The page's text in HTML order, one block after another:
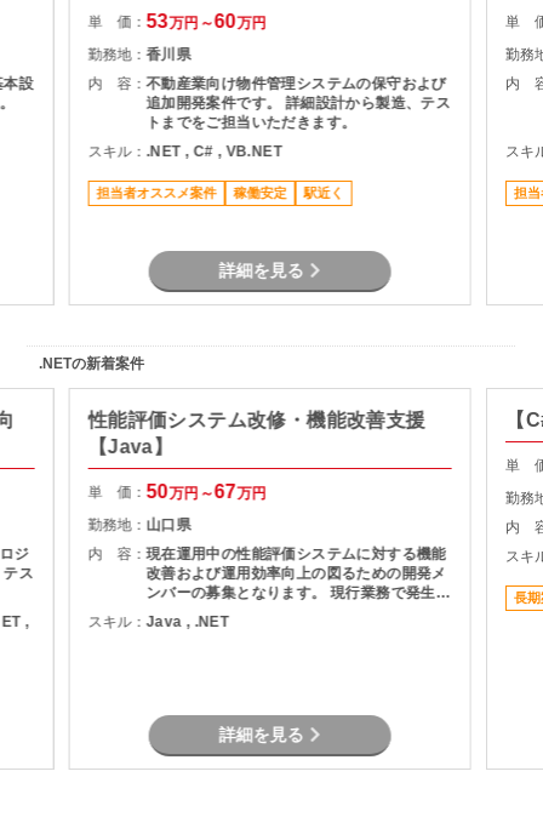
本設
単 価：53万円～60万円
勤務地：香川県
内 容：不動産業向け物件管理システムの保守および
追加開発案件です。 詳細設計から製造、テス
トまでをご担当いただきます。
スキル： .NET , C# , VB.NET
担当者オススメ案件 稼働安定 駅近く
詳細を見る
単
勤務
内
スキ
担当
.NETの新着案件
ジ
ス
,
性能評価システム改修・機能改善支援
【Java】
単 価：50万円～67万円
勤務地： 山口県
内 容：現在運用中の性能評価システムに対する機能
改善および運用効率向上の図るための開発メ
ンバーの募集となります。 現行業務で発生し
ている課題を整理し、機能追加を実現しま
す。
スキル：Java , .NET
詳細を見る
【
単
勤務
内
スキ
長期